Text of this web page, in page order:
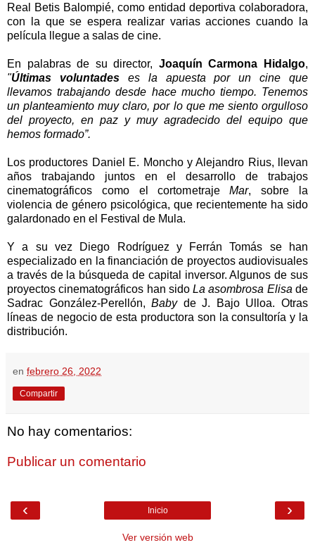
Real Betis Balompié, como entidad deportiva colaboradora,
con la que se espera realizar varias acciones cuando la
película llegue a salas de cine.
En palabras de su director, Joaquín Carmona Hidalgo,
"Últimas voluntadeses la apuesta por un cine que
llevamos trabajando desde hace mucho tiempo. Tenemos
un planteamiento muy claro, por lo que me siento orgulloso
del proyecto, en paz y muy agradecido del equipo que
hemos formado”.
Los productores Daniel E. Moncho y Alejandro Rius, llevan
años trabajando juntos en el desarrollo de trabajos
cinematográficos como el cortometrajeMar, sobre la
violencia de género psicológica, que recientemente ha sido
galardonado en el Festival de Mula.
Y a su vez Diego Rodríguez y Ferrán Tomás se han
especializado en la financiación de proyectos audiovisuales
a través de la búsqueda de capital inversor. Algunos de sus
proyectos cinematográficos han sidoLa asombrosa Elisa de
Sadrac González-Perellón,Baby de J. Bajo Ulloa. Otras
líneas de negocio de esta productora son la consultoría y la
distribución.
en febrero 26, 2022
Compartir
No hay comentarios:
Publicar un comentario
‹ ›
Inicio
Ver versión web